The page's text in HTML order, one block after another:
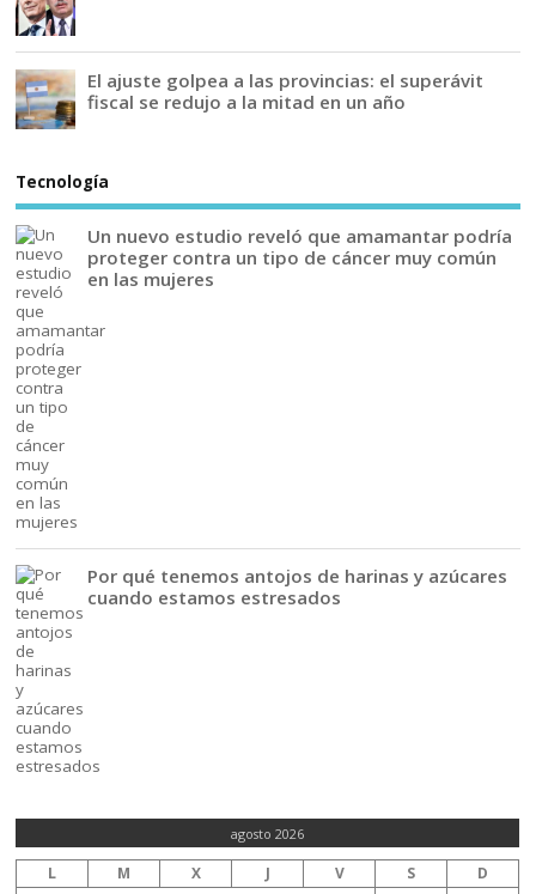
El ajuste golpea a las provincias: el superávit
fiscal se redujo a la mitad en un año
Tecnología
Un nuevo estudio reveló que amamantar podría
proteger contra un tipo de cáncer muy común
en las mujeres
Por qué tenemos antojos de harinas y azúcares
cuando estamos estresados
agosto 2026
L M X J V S
D